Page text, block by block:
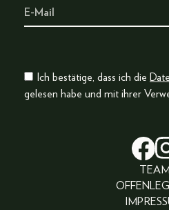
Ich bestätige, dass ich die
gelesen habe und mit ihrer
TEAM